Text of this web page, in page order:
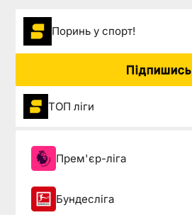
Поринь у спорт!
Підпишись
ТОП ліги
Прем'єр-ліга
Бундесліга